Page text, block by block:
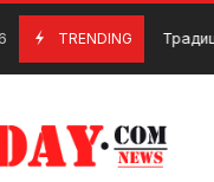
TRENDING
2023 Традиції та